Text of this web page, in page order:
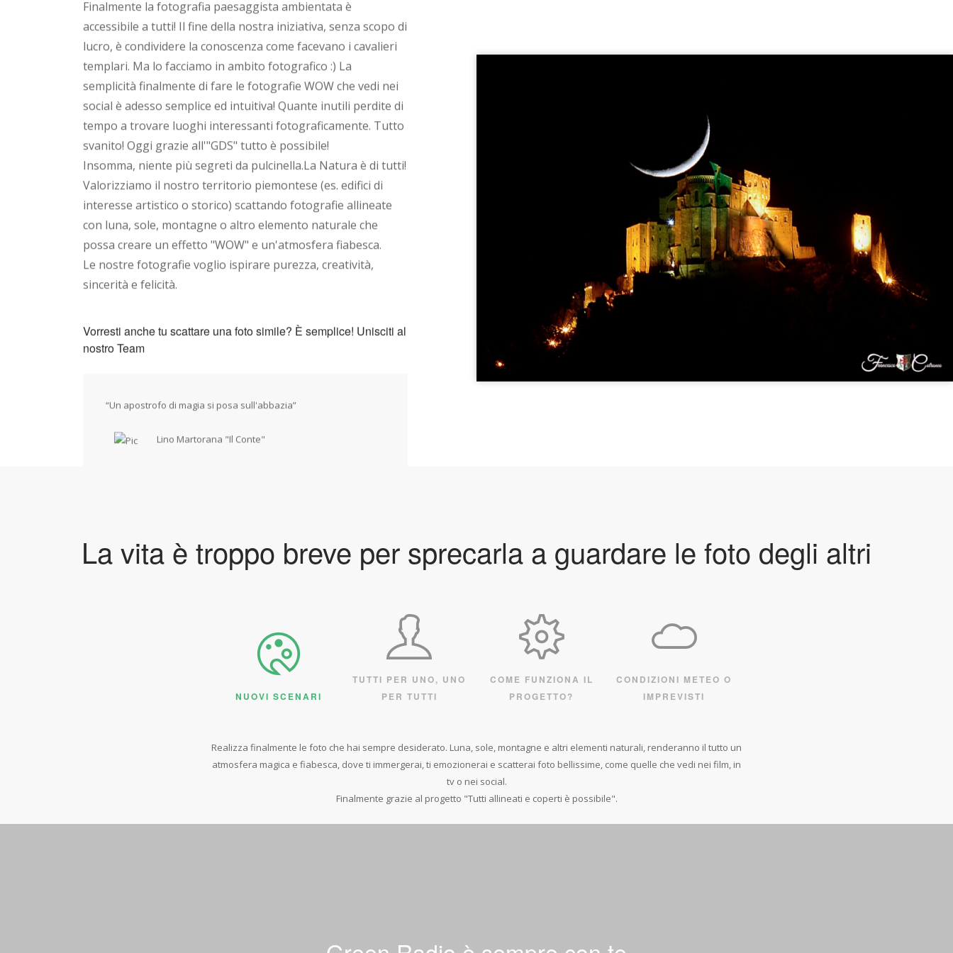
Passione ed innovazione
rispettando la nostra
Madre terra.
L'universo è meraviglioso ma
per vedere e sentire le cose
che ci comunica c'é bisogno
APPROFONDISCI
Finalmente la fotografia paesaggista ambientata è
accessibile a tutti! Il fine della nostra iniziativa, senza scopo di
lucro, è condividere la conoscenza come facevano i cavalieri
templari. Ma lo facciamo in ambito fotografico :) La
semplicità finalmente di fare le fotografie WOW che vedi nei
social è adesso semplice ed intuitiva! Quante inutili perdite di
tempo a trovare luoghi interessanti fotograficamente. Tutto
svanito! Oggi grazie all'"GDS" tutto è possibile!
Insomma, niente più segreti da pulcinella.La Natura è di tutti!
Valorizziamo il nostro territorio piemontese (es. edifici di
interesse artistico o storico) scattando fotografie allineate
con luna, sole, montagne o altro elemento naturale che
possa creare un effetto "WOW" e un'atmosfera fiabesca.
Le nostre fotografie voglio ispirare purezza, creatività,
sincerità e felicità.
Vorresti anche tu scattare una foto simile? È semplice! Unisciti al
nostro Team
“Un apostrofo di magia si posa sull'abbazia”
Lino Martorana "Il Conte"
La vita è troppo breve per sprecarla a guardare le foto degli altri
NUOVI SCENARI
TUTTI PER UNO, UNO
PER TUTTI
COME FUNZIONA IL
PROGETTO?
CONDIZIONI METEO O
IMPREVISTI
Realizza finalmente le foto che hai sempre desiderato. Luna, sole, montagne e altri elementi naturali, renderanno il tutto un
atmosfera magica e fiabesca, dove ti immergerai, ti emozionerai e scatterai foto bellissime, come quelle che vedi nei film, in
tv o nei social.
Finalmente grazie al progetto "Tutti allineati e coperti è possibile".